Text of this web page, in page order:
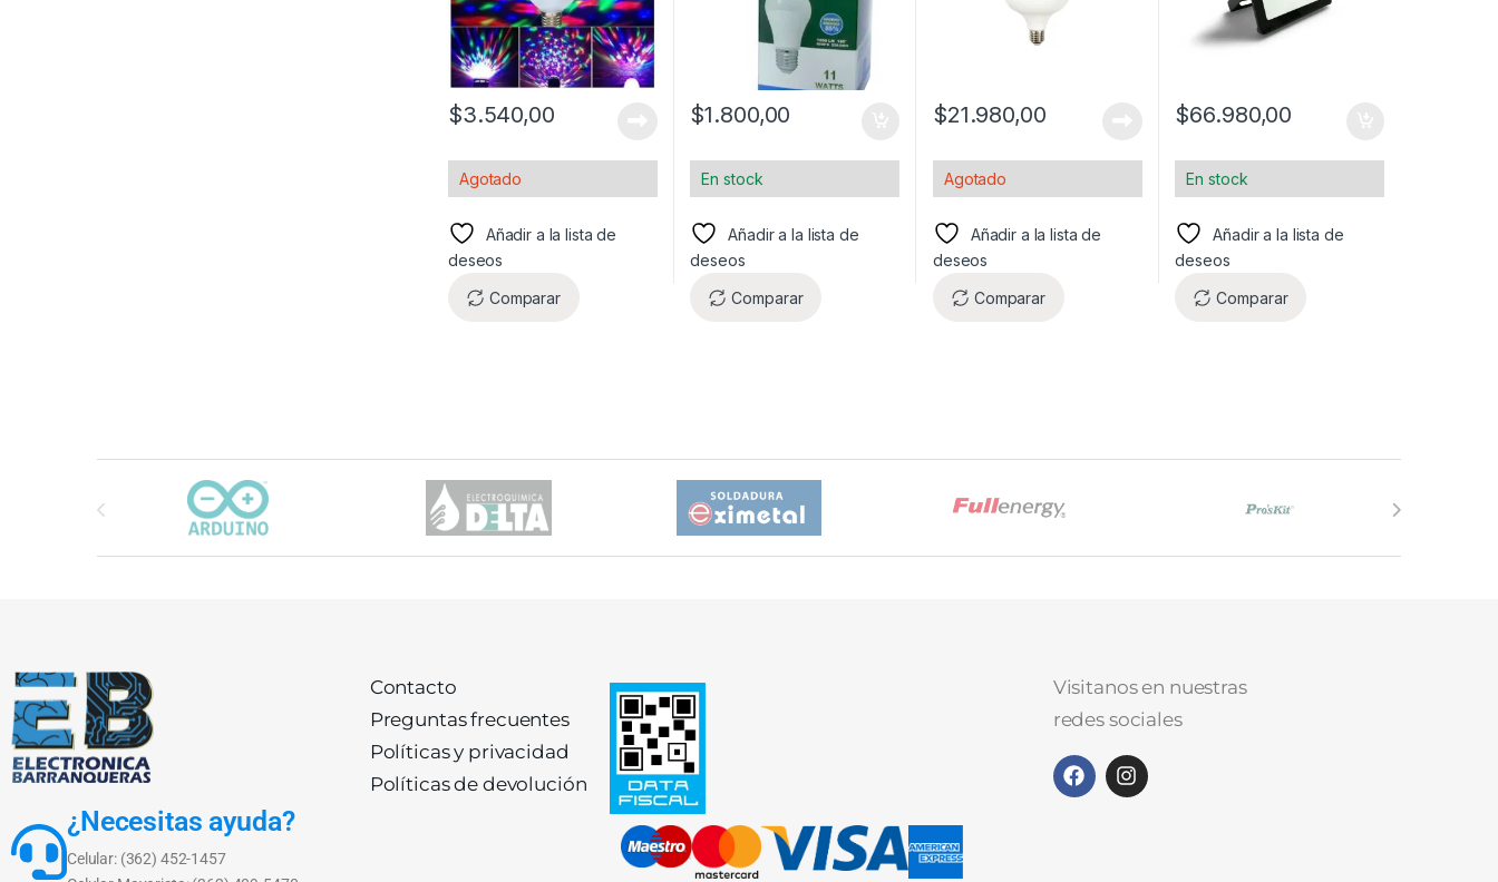
$3.540,00
Agotado
Añadir a la lista de
deseos
Comparar
$1.800,00
En stock
Añadir a la lista de
deseos
Comparar
$21.980,00
Agotado
Añadir a la lista de
deseos
Comparar
$66.980,00
En stock
Añadir a la lista de
deseos
Comparar
Carrusel de marcas
¿Necesitas ayuda?
Celular: (362) 452-1457
Contacto
Preguntas frecuentes
Políticas y privacidad
Políticas de devolución
Visitanos en nuestras
redes sociales